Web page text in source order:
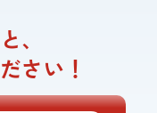
、
さい！